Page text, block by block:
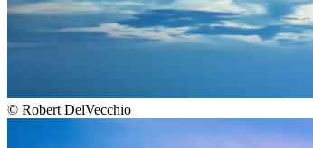
© Robert DelVecchio